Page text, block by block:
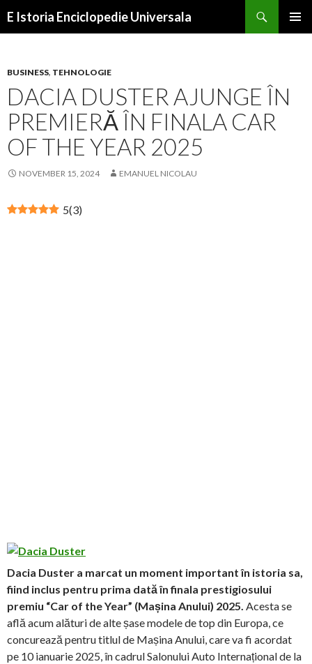
E Istoria Enciclopedie Universala
BUSINESS, TEHNOLOGIE
DACIA DUSTER AJUNGE ÎN
PREMIERĂ ÎN FINALA CAR
OF THE YEAR 2025
NOVEMBER 15, 2024 EMANUEL NICOLAU
5(3)
Dacia Duster a marcat un moment important în istoria sa,
fiind inclus pentru prima dată în finala prestigiosului
premiu “Car of the Year” (Mașina Anului) 2025. Acesta se
află acum alături de alte șase modele de top din Europa, ce
concurează pentru titlul de Mașina Anului, care va fi acordat
pe 10 ianuarie 2025, în cadrul Salonului Auto Internațional de la